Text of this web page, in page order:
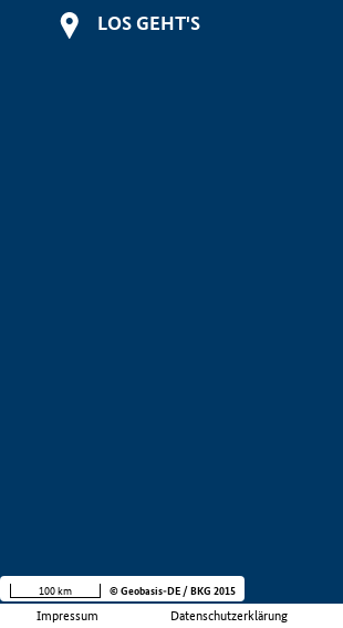
LOS GEHT'S
Impressum Datenschutzerklärung
100 km © Geobasis-DE / BKG 2015